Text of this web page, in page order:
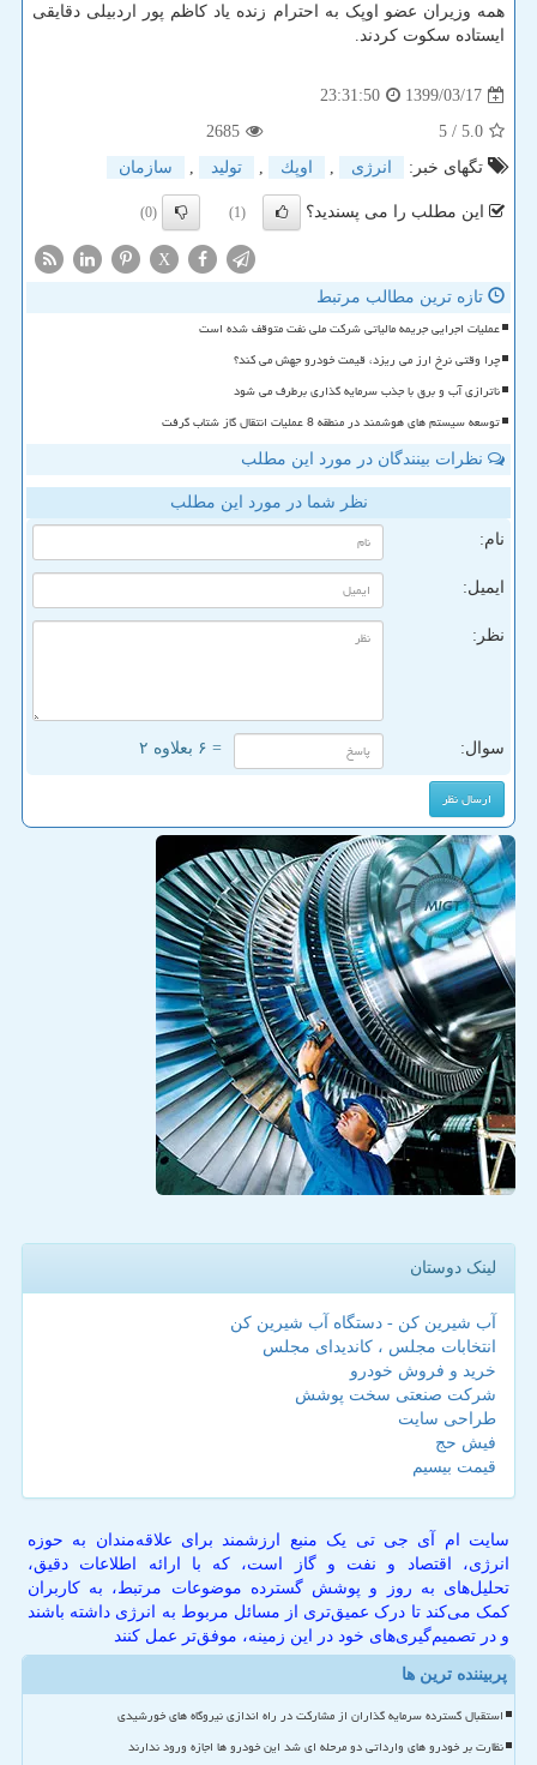
همه وزیران عضو اوپک به احترام زنده یاد کاظم پور اردبیلی دقایقی
ایستاده سکوت کردند.
1399/03/17
23:31:50
5.0
/ 5
2685
تگهای خبر:
انرژی , اوپك , تولید , سازمان
این مطلب را می پسندید؟ (1)
(0)
X
تازه ترین مطالب مرتبط
عملیات اجرایی جریمه مالیاتی شرکت ملی نفت متوقف شده است
چرا وقتی نرخ ارز می ریزد، قیمت خودرو جهش می کند؟
ناترازی آب و برق با جذب سرمایه گذاری برطرف می شود
توسعه سیستم های هوشمند در منطقه 8 عملیات انتقال گاز شتاب گرفت
نظرات بینندگان در مورد این مطلب
نظر شما در مورد این مطلب
نام:
ایمیل:
نظر:
سوال: = ۶ بعلاوه ۲
لینک دوستان
آب شیرین کن - دستگاه آب شیرین کن
انتخابات مجلس ، کاندیدای مجلس
خرید و فروش خودرو
شرکت صنعتی سخت پوشش
طراحی سایت
فیش حج
قیمت بیسیم
سایت ام آی جی تی یک منبع ارزشمند برای علاقه‌مندان به حوزه
انرژی، اقتصاد و نفت و گاز است، که با ارائه اطلاعات دقیق،
تحلیل‌های به روز و پوشش گسترده موضوعات مرتبط، به کاربران
کمک می‌کند تا درک عمیق‌تری از مسائل مربوط به انرژی داشته باشند
و در تصمیم‌گیری‌های خود در این زمینه، موفق‌تر عمل کنند
پربیننده ترین ها
استقبال گسترده سرمایه گذاران از مشارکت در راه اندازی نیروگاه های خورشیدی
نظارت بر خودرو های وارداتی دو مرحله ای شد این خودرو ها اجازه ورود ندارند